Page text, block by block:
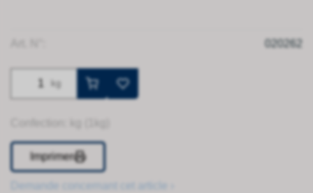
020262
kg
Imprimer
Demande concernant cet article ›